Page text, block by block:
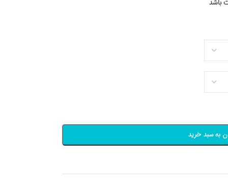
به سبد خرید